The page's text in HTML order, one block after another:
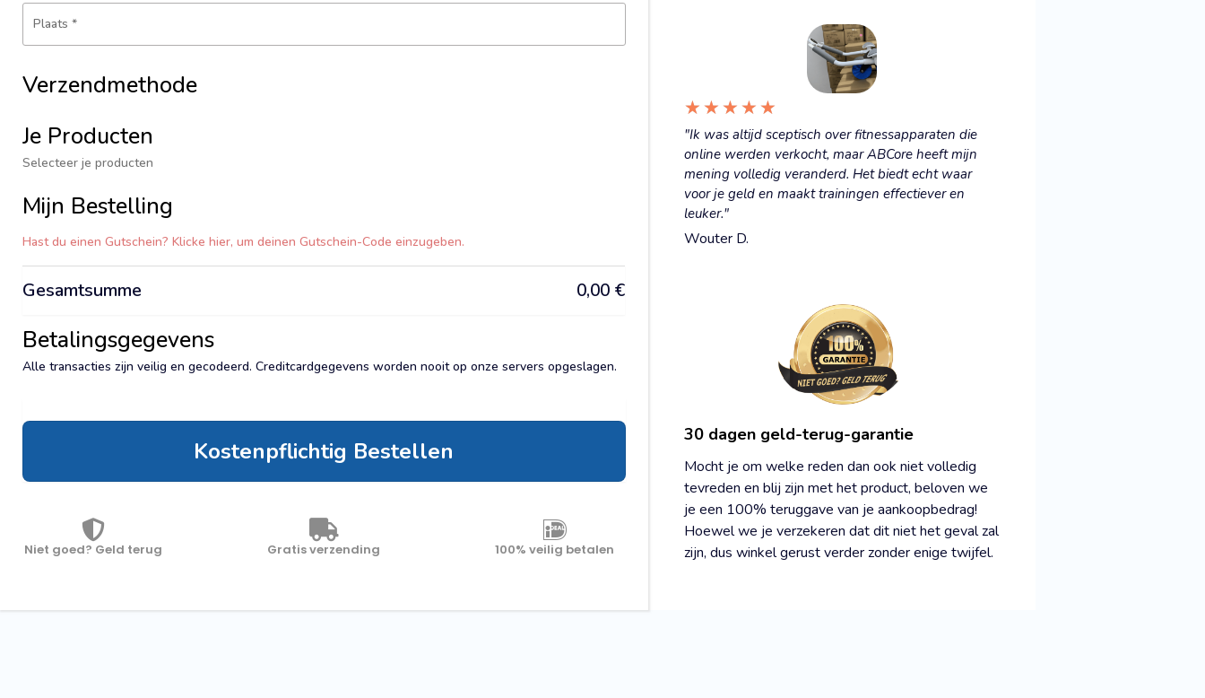
Plaats *
Verzendmethode
Je Producten
Selecteer je producten
Mijn Bestelling
Hast du einen Gutschein? Klicke hier, um deinen Gutschein-Code einzugeben.
Gesamtsumme 0,00 €
Betalingsgegevens
Alle transacties zijn veilig en gecodeerd. Creditcardgegevens worden nooit op onze servers opgeslagen.
Kostenpflichtig Bestellen
Niet goed? Geld terug Gratis verzending 100% veilig betalen
★ ★ ★ ★ ★
"Ik was altijd sceptisch over fitnessapparaten die
online werden verkocht, maar ABCore heeft mijn
mening volledig veranderd. Het biedt echt waar
voor je geld en maakt trainingen effectiever en
leuker."
Wouter D.
30 dagen geld-terug-garantie
Mocht je om welke reden dan ook niet volledig
tevreden en blij zijn met het product, beloven we
je een 100% teruggave van je aankoopbedrag!
Hoewel we je verzekeren dat dit niet het geval zal
zijn, dus winkel gerust verder zonder enige twijfel.